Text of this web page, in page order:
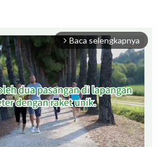
arrow_forward_ios Baca selengkapnya